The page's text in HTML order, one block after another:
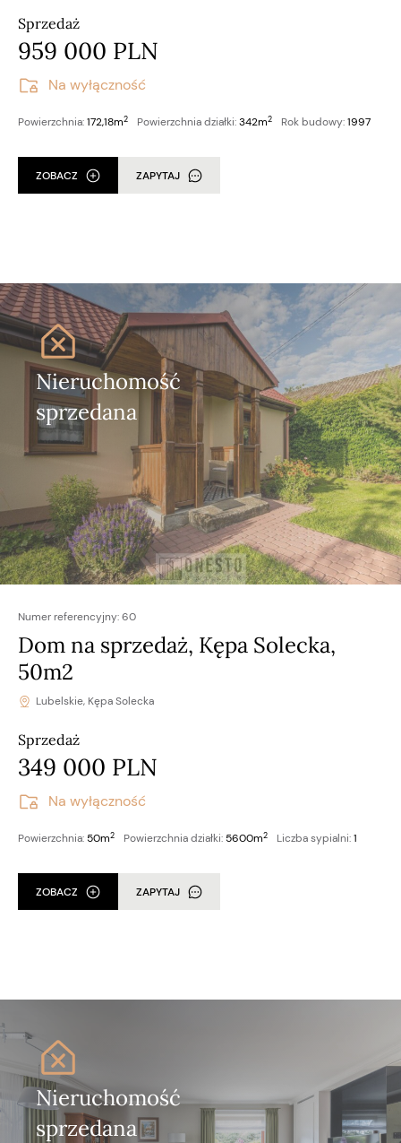
Na wyłączność
Sprzedaż
959 000 PLN
Powierzchnia:172,18m2 Powierzchnia działki:342m2 Rok budowy:1997
ZOBACZ ZAPYTAJ
Nieruchomość
sprzedana
Na wyłączność
Numer referencyjny:60
Dom na sprzedaż, Kępa Solecka,
50m2
Lubelskie, Kępa Solecka
Sprzedaż
349 000 PLN
Powierzchnia: 50m2 Powierzchnia działki: 5600m2 Liczba sypialni:1
ZOBACZ ZAPYTAJ
Nieruchomość
sprzedana